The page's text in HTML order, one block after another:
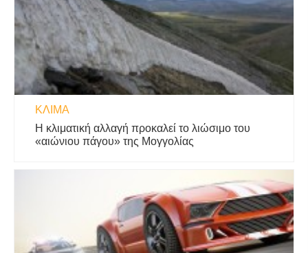
ΚΛΊΜΑ
Η κλιματική αλλαγή προκαλεί το λιώσιμο του
«αιώνιου πάγου» της Μογγολίας